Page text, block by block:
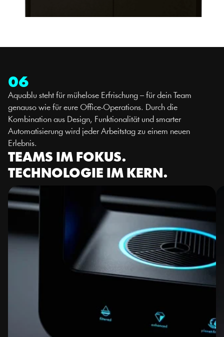
TEAMS IM FOKUS.
TECHNOLOGIE IM KERN.
Aquablu steht für mühelose Erfrischung – für dein Team
genauso wie für eure Office-Operations. Durch die
Kombination aus Design, Funktionalität und smarter
Automatisierung wird jeder Arbeitstag zu einem neuen
Erlebnis.
06